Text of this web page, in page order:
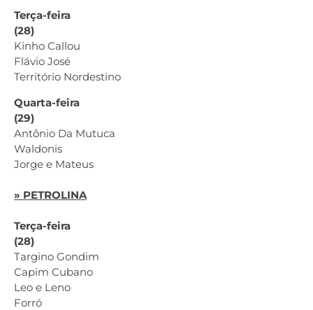
Terça-feira
(28)
Kinho Callou
Flávio José
Território Nordestino
Quarta-feira
(29)
Antônio Da Mutuca
Waldonis
Jorge e Mateus
» PETROLINA
Terça-feira
(28)
Targino Gondim
Capim Cubano
Leo e Leno
Forró